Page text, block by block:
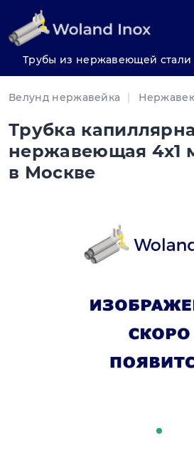
Трубы из нержавеющей стали
Велунд нержавейка
Трубка
нержавеющая 4х1
в Москве